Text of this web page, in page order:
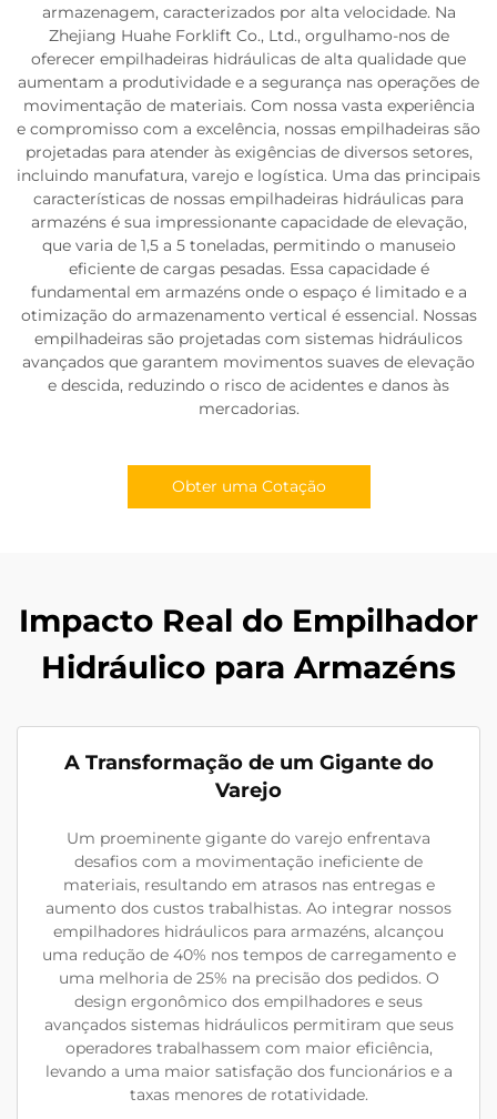
armazenagem, caracterizados por alta velocidade. Na
Zhejiang Huahe Forklift Co., Ltd., orgulhamo-nos de
oferecer empilhadeiras hidráulicas de alta qualidade que
aumentam a produtividade e a segurança nas operações de
movimentação de materiais. Com nossa vasta experiência
e compromisso com a excelência, nossas empilhadeiras são
projetadas para atender às exigências de diversos setores,
incluindo manufatura, varejo e logística. Uma das principais
características de nossas empilhadeiras hidráulicas para
armazéns é sua impressionante capacidade de elevação,
que varia de 1,5 a 5 toneladas, permitindo o manuseio
eficiente de cargas pesadas. Essa capacidade é
fundamental em armazéns onde o espaço é limitado e a
otimização do armazenamento vertical é essencial. Nossas
empilhadeiras são projetadas com sistemas hidráulicos
avançados que garantem movimentos suaves de elevação
e descida, reduzindo o risco de acidentes e danos às
mercadorias.
Obter uma Cotação
Impacto Real do Empilhador
Hidráulico para Armazéns
A Transformação de um Gigante do
Varejo
Um proeminente gigante do varejo enfrentava
desafios com a movimentação ineficiente de
materiais, resultando em atrasos nas entregas e
aumento dos custos trabalhistas. Ao integrar nossos
empilhadores hidráulicos para armazéns, alcançou
uma redução de 40% nos tempos de carregamento e
uma melhoria de 25% na precisão dos pedidos. O
design ergonômico dos empilhadores e seus
avançados sistemas hidráulicos permitiram que seus
operadores trabalhassem com maior eficiência,
levando a uma maior satisfação dos funcionários e a
taxas menores de rotatividade.